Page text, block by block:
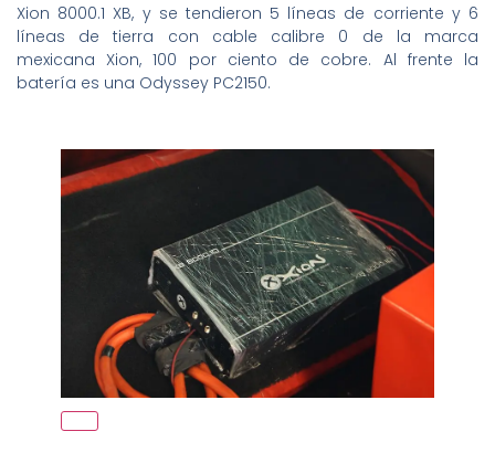
Xion 8000.1 XB, y se tendieron 5 líneas de corriente y 6
líneas de tierra con cable calibre 0 de la marca
mexicana Xion, 100 por ciento de cobre. Al frente la
batería es una Odyssey PC2150.